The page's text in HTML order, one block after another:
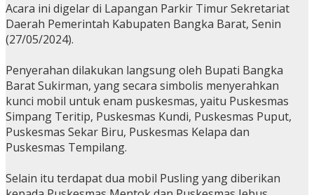
Acara ini digelar di Lapangan Parkir Timur Sekretariat
Daerah Pemerintah Kabupaten Bangka Barat, Senin
(27/05/2024).
Penyerahan dilakukan langsung oleh Bupati Bangka
Barat Sukirman, yang secara simbolis menyerahkan
kunci mobil untuk enam puskesmas, yaitu Puskesmas
Simpang Teritip, Puskesmas Kundi, Puskesmas Puput,
Puskesmas Sekar Biru, Puskesmas Kelapa dan
Puskesmas Tempilang.
Selain itu terdapat dua mobil Pusling yang diberikan